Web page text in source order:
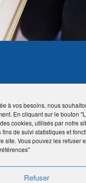
à vos besoins, nous
En cliquant sur le bouton
cookies, utilisés par notre
de suivi statistiques et
site. Vous pouvez les refuser
Refuser